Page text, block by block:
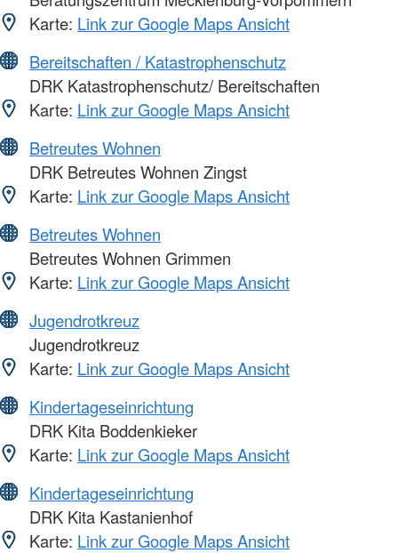
Karte: Link zur Google Maps Ansicht
Bereitschaften / Katastrophenschutz
DRK Katastrophenschutz/ Bereitschaften
Karte: Link zur Google Maps Ansicht
Betreutes Wohnen
DRK Betreutes Wohnen Zingst
Karte: Link zur Google Maps Ansicht
Betreutes Wohnen
Betreutes Wohnen Grimmen
Karte: Link zur Google Maps Ansicht
Jugendrotkreuz
Jugendrotkreuz
Karte: Link zur Google Maps Ansicht
Kindertageseinrichtung
DRK Kita Boddenkieker
Karte: Link zur Google Maps Ansicht
Kindertageseinrichtung
DRK Kita Kastanienhof
Karte: Link zur Google Maps Ansicht